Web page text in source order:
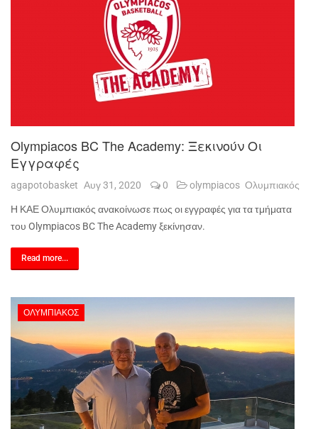
Olympiacos BC The Academy: Ξεκινούν Οι
Εγγραφές
agapotobasket Αυγ 31, 2020 0 olympiacos Ολυμπιακός
Η ΚΑΕ Ολυμπιακός ανακοίνωσε πως οι εγγραφές για τα τμήματα
του Olympiacos BC The Academy ξεκίνησαν.
Read more...
ΟΛΥΜΠΙΑΚΌΣ